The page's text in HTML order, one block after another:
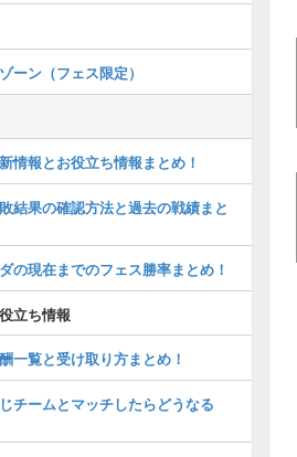
ーン（フェス限定）
情報とお役立ち情報まとめ！
結果の確認方法と過去の戦績まと
の現在までのフェス勝率まとめ！
立ち情報
一覧と受け取り方まとめ！
チームとマッチしたらどうなる